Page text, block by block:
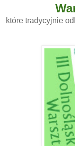
które tradycyjnie